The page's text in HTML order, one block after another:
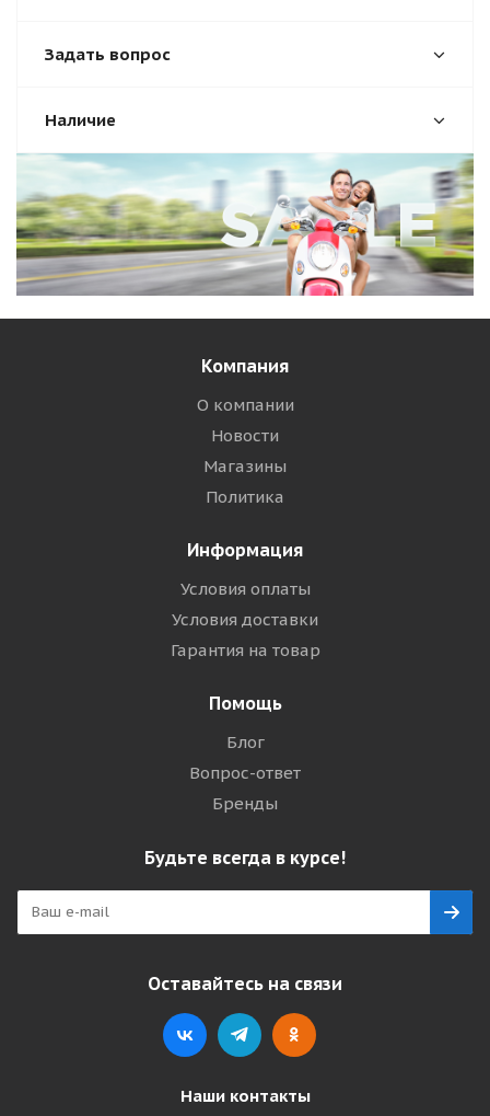
Задать вопрос
Наличие
Компания
О компании
Новости
Магазины
Политика
Информация
Условия оплаты
Условия доставки
Гарантия на товар
Помощь
Блог
Вопрос-ответ
Бренды
Будьте всегда в курсе!
Оставайтесь на связи
Наши контакты